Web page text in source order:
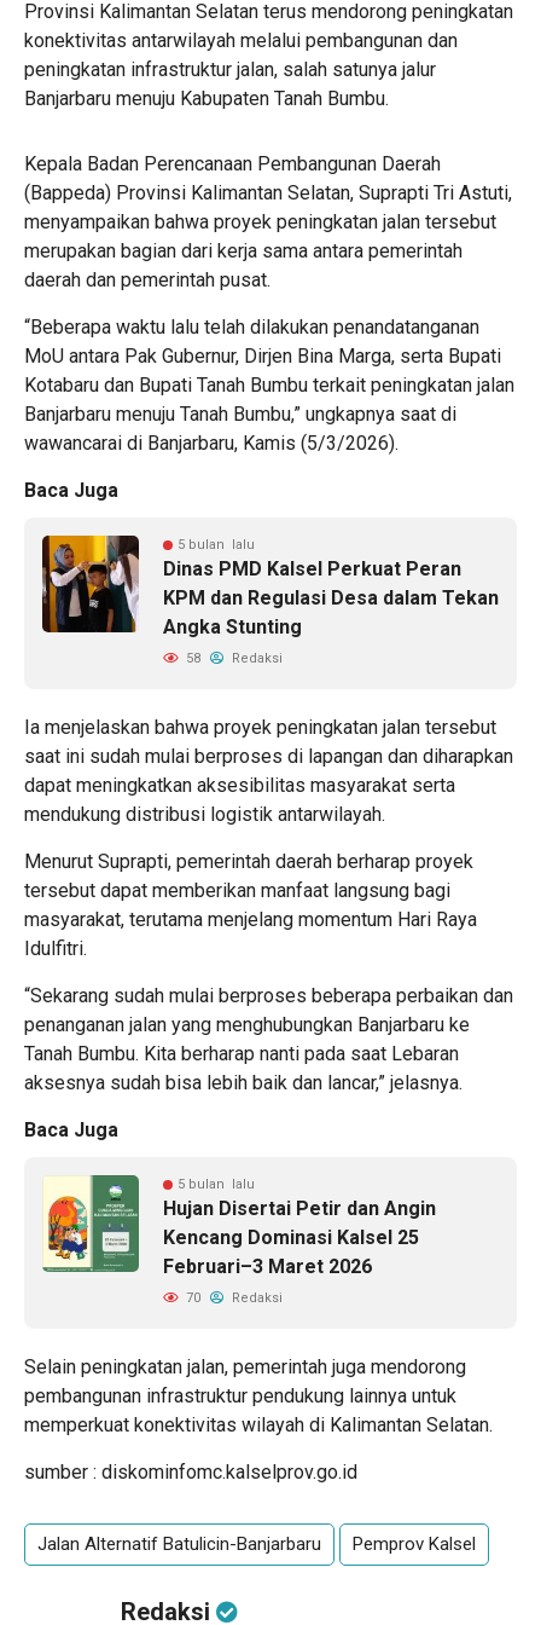
Provinsi Kalimantan Selatan terus mendorong peningkatan
konektivitas antarwilayah melalui pembangunan dan
peningkatan infrastruktur jalan, salah satunya jalur
Banjarbaru menuju Kabupaten Tanah Bumbu.
Kepala Badan Perencanaan Pembangunan Daerah
(Bappeda) Provinsi Kalimantan Selatan, Suprapti Tri Astuti,
menyampaikan bahwa proyek peningkatan jalan tersebut
merupakan bagian dari kerja sama antara pemerintah
daerah dan pemerintah pusat.
“Beberapa waktu lalu telah dilakukan penandatanganan
MoU antara Pak Gubernur, Dirjen Bina Marga, serta Bupati
Kotabaru dan Bupati Tanah Bumbu terkait peningkatan jalan
Banjarbaru menuju Tanah Bumbu,” ungkapnya saat di
wawancarai di Banjarbaru, Kamis (5/3/2026).
Baca Juga
5 bulan lalu
Dinas PMD Kalsel Perkuat Peran
KPM dan Regulasi Desa dalam Tekan
Angka Stunting
58 Redaksi
Ia menjelaskan bahwa proyek peningkatan jalan tersebut
saat ini sudah mulai berproses di lapangan dan diharapkan
dapat meningkatkan aksesibilitas masyarakat serta
mendukung distribusi logistik antarwilayah.
Menurut Suprapti, pemerintah daerah berharap proyek
tersebut dapat memberikan manfaat langsung bagi
masyarakat, terutama menjelang momentum Hari Raya
Idulfitri.
“Sekarang sudah mulai berproses beberapa perbaikan dan
penanganan jalan yang menghubungkan Banjarbaru ke
Tanah Bumbu. Kita berharap nanti pada saat Lebaran
aksesnya sudah bisa lebih baik dan lancar,” jelasnya.
Baca Juga
5 bulan lalu
Hujan Disertai Petir dan Angin
Kencang Dominasi Kalsel 25
Februari–3 Maret 2026
70 Redaksi
Selain peningkatan jalan, pemerintah juga mendorong
pembangunan infrastruktur pendukung lainnya untuk
memperkuat konektivitas wilayah di Kalimantan Selatan.
sumber : diskominfomc.kalselprov.go.id
Jalan Alternatif Batulicin-Banjarbaru Pemprov Kalsel
Redaksi